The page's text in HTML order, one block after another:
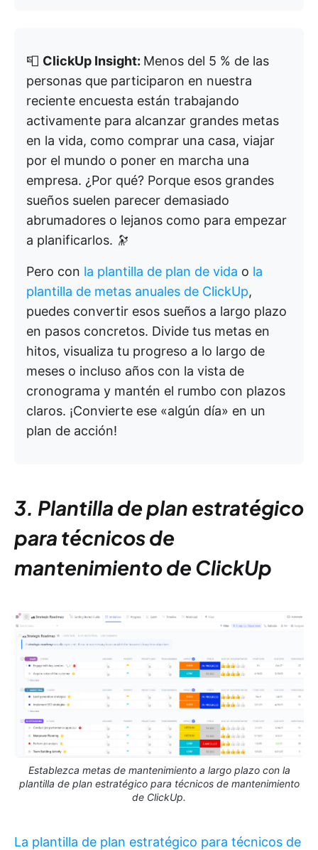
📮 ClickUp Insight: Menos del 5 % de las
personas que participaron en nuestra
reciente encuesta están trabajando
activamente para alcanzar grandes metas
en la vida, como comprar una casa, viajar
por el mundo o poner en marcha una
empresa. ¿Por qué? Porque esos grandes
sueños suelen parecer demasiado
abrumadores o lejanos como para empezar
a planificarlos. 🔭
Pero con la plantilla de plan de vida o la
plantilla de metas anuales de ClickUp,
puedes convertir esos sueños a largo plazo
en pasos concretos. Divide tus metas en
hitos, visualiza tu progreso a lo largo de
meses o incluso años con la vista de
cronograma y mantén el rumbo con plazos
claros. ¡Convierte ese «algún día» en un
plan de acción!
3. Plantilla de plan estratégico
para técnicos de
mantenimiento de ClickUp
Establezca metas de mantenimiento a largo plazo con la
plantilla de plan estratégico para técnicos de mantenimiento
de ClickUp.
La plantilla de plan estratégico para técnicos de